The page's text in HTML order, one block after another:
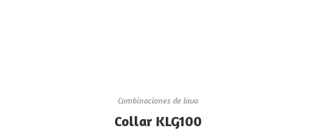
Combinaciones de lava
Collar KLG100